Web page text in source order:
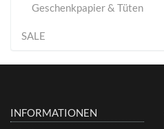
Geschenkpapier & Tüten
SALE
INFORMATIONEN